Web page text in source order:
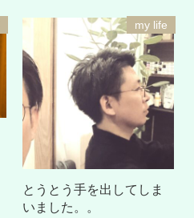
my life
とうとう手を出してしま
いました。。